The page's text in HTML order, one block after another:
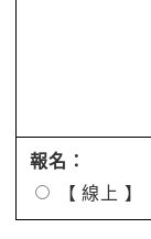
報名：
【 線上 】